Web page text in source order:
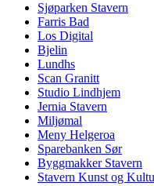
Sjøparken Stavern
Farris Bad
Los Digital
Bjelin
Lundhs
Scan Granitt
Studio Lindhjem
Jernia Stavern
Miljømal
Meny Helgeroa
Sparebanken Sør
Byggmakker Stavern
Stavern Kunst og